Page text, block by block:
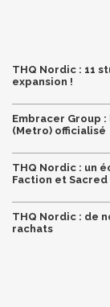
THQ Nordic : 11
expansion !
Embracer Group
(Metro) officialisé
THQ Nordic : un
Faction et
THQ Nordic : de
rachats